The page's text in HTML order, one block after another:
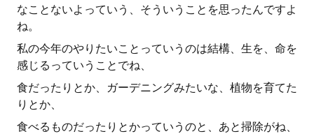
なことないよっていう、そういうことを思ったんですよ
ね。
私の今年のやりたいことっていうのは結構、生を、命を
感じるっていうことでね、
食だったりとか、ガーデニングみたいな、植物を育てた
りとか、
食べるものだったりとかっていうのと、あと掃除がね、